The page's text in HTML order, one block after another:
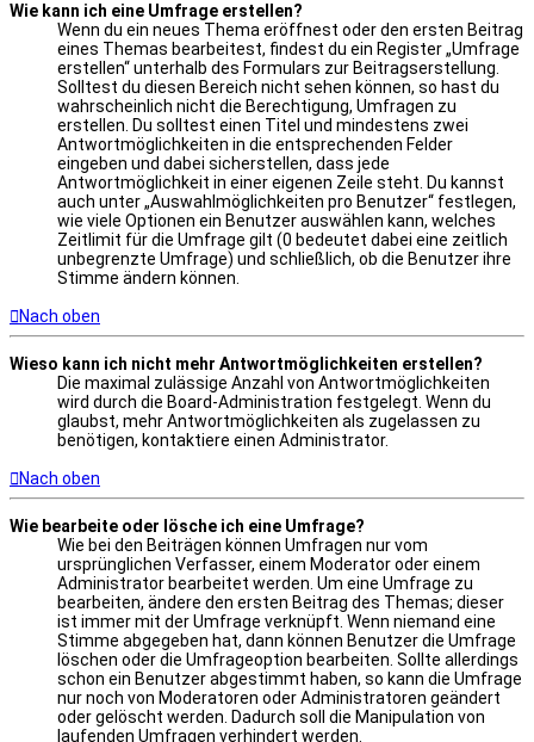
Wie kann ich eine Umfrage erstellen?
Wenn du ein neues Thema eröffnest oder den ersten Beitrag
eines Themas bearbeitest, findest du ein Register „Umfrage
erstellen“ unterhalb des Formulars zur Beitragserstellung.
Solltest du diesen Bereich nicht sehen können, so hast du
wahrscheinlich nicht die Berechtigung, Umfragen zu
erstellen. Du solltest einen Titel und mindestens zwei
Antwortmöglichkeiten in die entsprechenden Felder
eingeben und dabei sicherstellen, dass jede
Antwortmöglichkeit in einer eigenen Zeile steht. Du kannst
auch unter „Auswahlmöglichkeiten pro Benutzer“ festlegen,
wie viele Optionen ein Benutzer auswählen kann, welches
Zeitlimit für die Umfrage gilt (0 bedeutet dabei eine zeitlich
unbegrenzte Umfrage) und schließlich, ob die Benutzer ihre
Stimme ändern können.
Nach oben
Wieso kann ich nicht mehr Antwortmöglichkeiten erstellen?
Die maximal zulässige Anzahl von Antwortmöglichkeiten
wird durch die Board-Administration festgelegt. Wenn du
glaubst, mehr Antwortmöglichkeiten als zugelassen zu
benötigen, kontaktiere einen Administrator.
Nach oben
Wie bearbeite oder lösche ich eine Umfrage?
Wie bei den Beiträgen können Umfragen nur vom
ursprünglichen Verfasser, einem Moderator oder einem
Administrator bearbeitet werden. Um eine Umfrage zu
bearbeiten, ändere den ersten Beitrag des Themas; dieser
ist immer mit der Umfrage verknüpft. Wenn niemand eine
Stimme abgegeben hat, dann können Benutzer die Umfrage
löschen oder die Umfrageoption bearbeiten. Sollte allerdings
schon ein Benutzer abgestimmt haben, so kann die Umfrage
nur noch von Moderatoren oder Administratoren geändert
oder gelöscht werden. Dadurch soll die Manipulation von
laufenden Umfragen verhindert werden.